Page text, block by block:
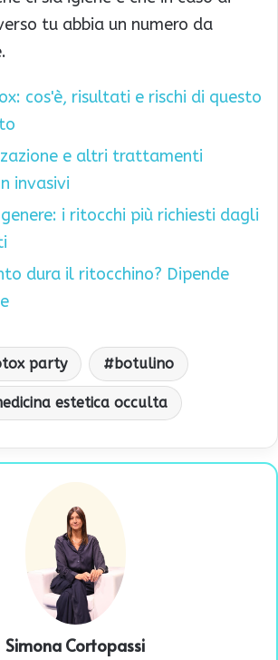
tu abbia un numero da
cos'è, risultati e rischi di questo
e altri trattamenti
invasivi
i ritocchi più richiesti dagli
dura il ritocchino? Dipende
party botulino
estetica occulta
Simona Cortopassi